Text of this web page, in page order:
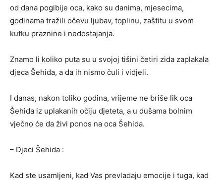
od dana pogibije oca, kako su danima, mjesecima,
godinama tražili očevu ljubav, toplinu, zaštitu u svom
kutku praznine i nedostajanja.
Znamo li koliko puta su u svojoj tišini četiri zida zaplakala
djeca Šehida, a da ih nismo čuli i vidjeli.
I danas, nakon toliko godina, vrijeme ne briše lik oca
Šehida iz uplakanih očiju djeteta, a u dušama bolnim
vječno će da živi ponos na oca Šehida.
– Djeci Šehida :
Kad ste usamljeni, kad Vas prevladaju emocije i tuga, kad